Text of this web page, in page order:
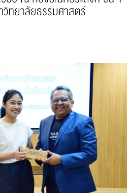
ทยาลัยธรรมศาสตร์